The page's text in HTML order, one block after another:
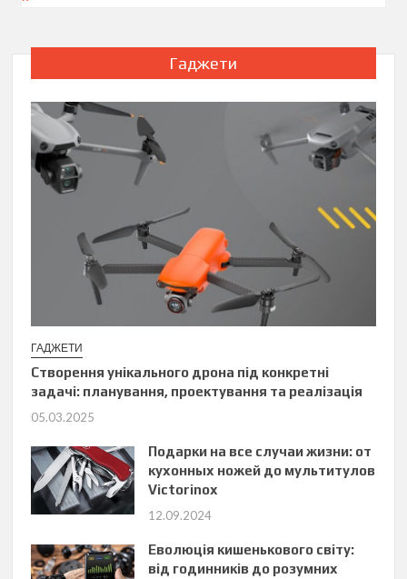
Гаджети
ГАДЖЕТИ
Створення унікального дрона під конкретні
задачі: планування, проектування та реалізація
05.03.2025
Подарки на все случаи жизни: от
кухонных ножей до мультитулов
Victorinox
12.09.2024
Еволюція кишенькового світу:
від годинників до розумних